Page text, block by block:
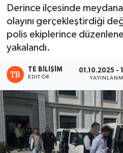
Derince ilçesinde meydana
olayını gerçekleştirdiği
polis ekiplerince
yakalandı.
TE BILIŞIM
EDITÖR
01.10.2025 -